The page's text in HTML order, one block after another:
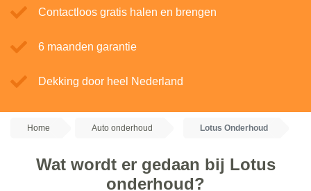
Contactloos gratis halen en brengen
6 maanden garantie
Dekking door heel Nederland
Home Auto onderhoud Lotus Onderhoud
Wat wordt er gedaan bij Lotus
onderhoud?